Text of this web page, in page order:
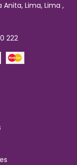
Anita, Lima, Lima ,
222